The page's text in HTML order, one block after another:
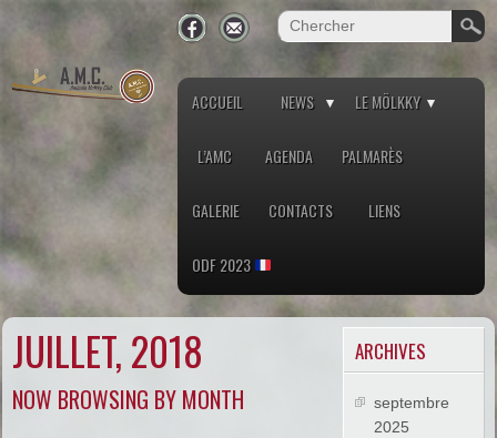
ACCUEIL NEWS LE MÖLKKY
L’AMC AGENDA PALMARÈS
GALERIE CONTACTS LIENS
ODF 2023
JUILLET, 2018
NOW BROWSING BY MONTH
ARCHIVES
septembre
2025